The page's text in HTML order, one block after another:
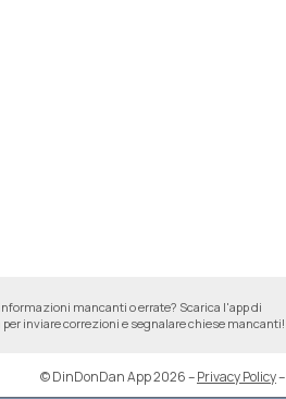
mancanti o errate? Scarica l'app di
per inviare correzioni e segnalare chiese mancanti!
© DinDonDan App 2026–Privacy Policy–